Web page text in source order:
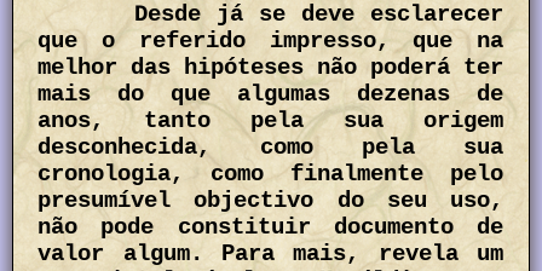
Desde já se deve esclarecer
que o referido impresso, que na
melhor das hipóteses não poderá ter
mais do que algumas dezenas de
anos, tanto pela sua origem
desconhecida, como pela sua
cronologia, como finalmente pelo
presumível objectivo do seu uso,
não pode constituir documento de
valor algum. Para mais, revela um